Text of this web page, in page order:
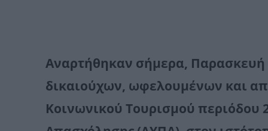
Αναρτήθηκαν σήμερα, Παρασκευή
δικαιούχων, ωφελουμένων και
Κοινωνικού Τουρισμού περιόδου